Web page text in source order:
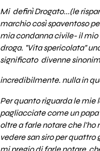
Mi definì Drogato...(le
marchio così spaventoso
mia condanna civile- il mio
droga. "Vita spericolata"
significato divenne
incredibilmente. nulla in
Per quanto riguarda le mie
pagliacciate come un
oltre a farle notare che l'ho
vedere san siro per